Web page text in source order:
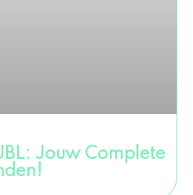
Jouw Complete